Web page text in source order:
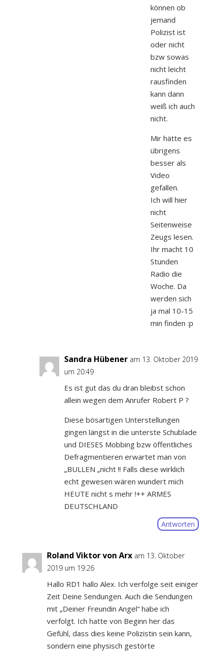
können ob
jemand
Polizist ist
oder nicht
bzw sowas
nicht leicht
rausfinden
kann dann
weiß ich auch
nicht.
Mir hätte es
übrigens
besser als
Video
gefallen.
Ich will hier
nicht
Seitenweise
Zeugs lesen.
Ihr macht 10
Stunden
Radio die
Woche. Da
werden sich
ja mal 10-15
min finden :p
Sandra Hübener am 13. Oktober 2019
um 20:49
Es ist gut das du dran bleibst schon
allein wegen dem Anrufer Robert P ?
Diese bösartigen Unterstellungen
gingen längst in die unterste Schublade
und DIESES Mobbing bzw öffentliches
Defragmentieren erwartet man von
„BULLEN „nicht !! Falls diese wirklich
echt gewesen wären wundert mich
HEUTE nicht s mehr !++ ARMES
DEUTSCHLAND
Antworten
Roland Viktor von Arx am 13. Oktober
2019 um 19:26
Hallo RD1 hallo Alex. Ich verfolge seit einiger
Zeit Deine Sendungen. Auch die Sendungen
mit „Deiner Freundin Angel“ habe ich
verfolgt. Ich hatte von Beginn her das
Gefühl, dass dies keine Polizistin sein kann,
sondern eine physisch gestörte